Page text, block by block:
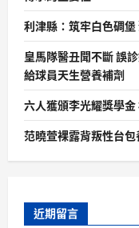
利津縣：筑牢白色碉
皇馬隊醫丑聞不斷 誤
給球員天生營養補劑
六人獲頒李光耀獎學
范曉萱裸露背叛性台
近期留言